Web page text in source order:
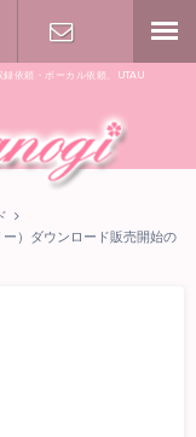
依頼・ボーカル依頼、UTAU
気軽に♪
）ダウンロード販売開始の